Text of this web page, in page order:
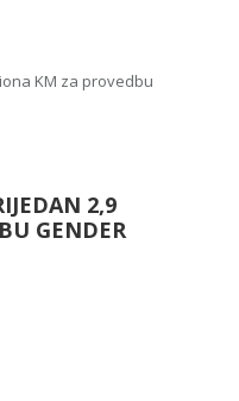
KM za provedbu
2,9
GENDER